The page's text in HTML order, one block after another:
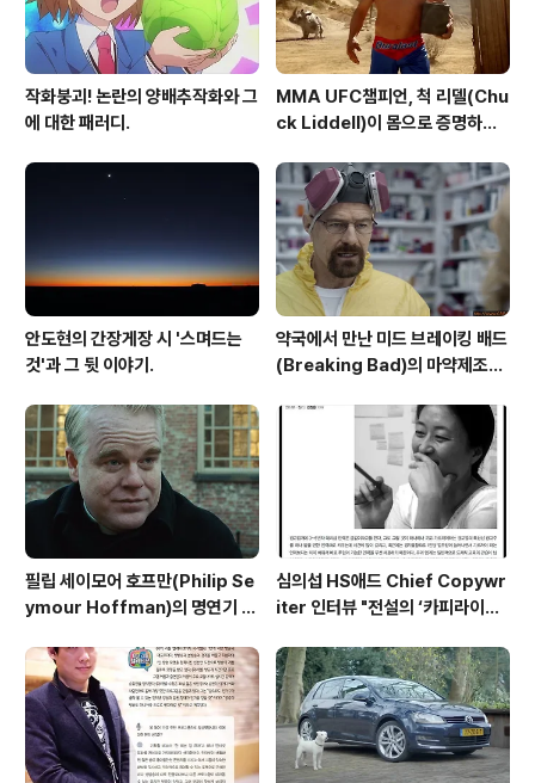
작화붕괴! 논란의 양배추작화와 그
에 대한 패러디.
MMA UFC챔피언, 척 리델(Chu
ck Liddell)이 몸으로 증명하는
리(Autozone Duralast Batt
ery) TV광고 'Walk the Wal
k'편 [한글자막]
안도현의 간장게장 시 '스며드는
것'과 그 뒷 이야기.
약국에서 만난 미드 브레이킹 배드
(Breaking Bad)의 마약제조범
이슈어런스(Esurance)의 브레
이킹배드 패러디 TV광고 'Say M
y Name'편 [한글자막]
필립 세이모어 호프만(Philip Se
ymour Hoffman)의 명연기 모
상 수상소감.
심의섭 HS애드 Chief Copywr
iter 인터뷰 "전설의 ‘카피라이터